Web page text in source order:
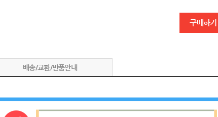
구매하기
배송/교환/반품안내